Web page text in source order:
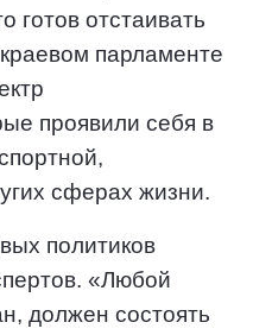
готов отстаивать
парламенте
проявили себя в
сферах жизни.
политиков
«Любой
должен состоять